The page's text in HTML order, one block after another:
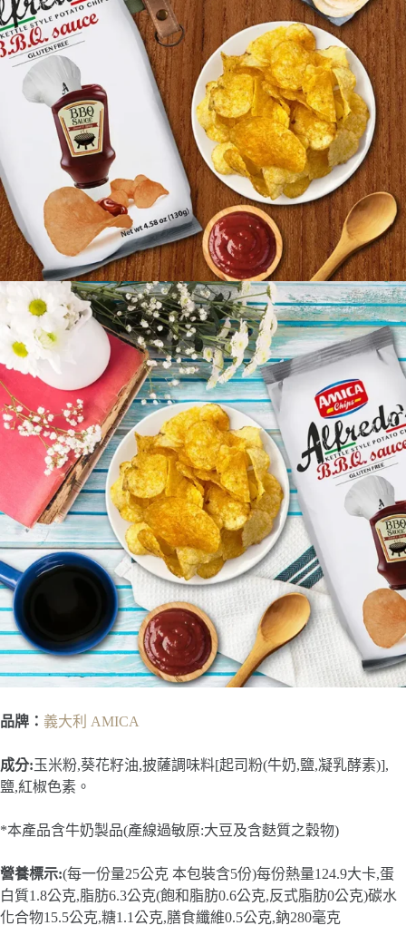
品牌： 義大利 AMICA
成分:玉米粉,葵花籽油,披薩調味料[起司粉(牛奶,鹽,凝乳酵素)],
鹽,紅椒色素。
*本產品含牛奶製品(產線過敏原:大豆及含麩質之穀物)
營養標示:(每一份量25公克 本包裝含5份)每份熱量124.9大卡,蛋
白質1.8公克,脂肪6.3公克(飽和脂肪0.6公克,反式脂肪0公克)碳水
化合物15.5公克,糖1.1公克,膳食纖維0.5公克,鈉280毫克